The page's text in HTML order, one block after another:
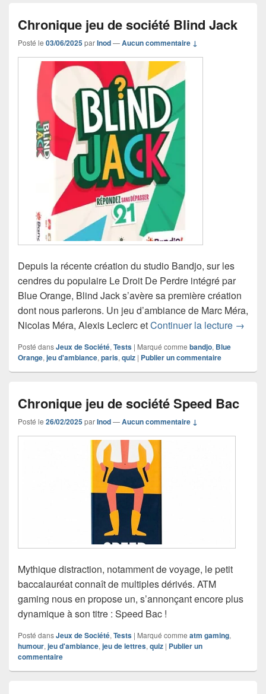
Chronique jeu de société Blind Jack
Posté le 03/06/2025parInod—Aucun commentaire ↓
Depuis la récente création du studio Bandjo, sur les
cendres du populaire Le Droit De Perdre intégré par
Blue Orange, Blind Jack s’avère sa première création
dont nous parlerons. Un jeu d’ambiance de Marc Méra,
Nicolas Méra, Alexis Leclerc etContinuer la lecture →
Posté dansJeux de Société,Tests | Marqué comme bandjo, Blue
Orange,jeu d'ambiance,paris,quiz | Publier un commentaire
Chronique jeu de société Speed Bac
Posté le 26/02/2025parInod—Aucun commentaire ↓
Mythique distraction, notamment de voyage, le petit
baccalauréat connaît de multiples dérivés. ATM
gaming nous en propose un, s’annonçant encore plus
dynamique à son titre : Speed Bac !
Posté dansJeux de Société, Tests | Marqué comme atm gaming,
humour, jeu d'ambiance, jeu de lettres, quiz | Publier un
commentaire